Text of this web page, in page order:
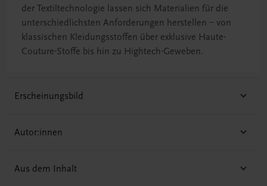
der Textiltechnologie lassen sich Materialien für die
unterschiedlichsten Anforderungen herstellen – von
klassischen Kleidungsstoffen über exklusive Haute-
Couture-Stoffe bis hin zu Hightech-Geweben.
Erscheinungsbild
Autor:innen
Aus dem Inhalt